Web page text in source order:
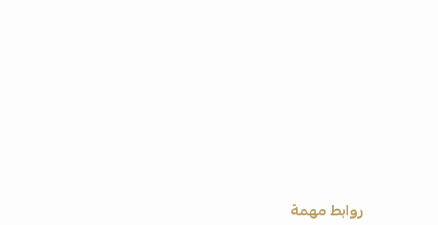
روابط مهمة